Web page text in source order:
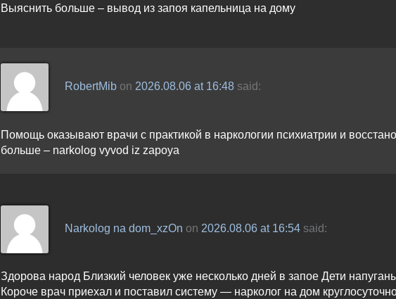
Выяснить больше – вывод из запоя капельница на дому
RobertMibon 2026.08.06 at 16:48 said:
Помощь оказывают врачи с практикой в наркологии психиатрии и
больше – narkolog vyvod iz zapoya
Narkolog na dom_xzOn on 2026.08.06 at 16:54 said:
Здорова народ Близкий человек уже несколько дней в запое Дети
Короче врач приехал и поставил систему — нарколог на дом